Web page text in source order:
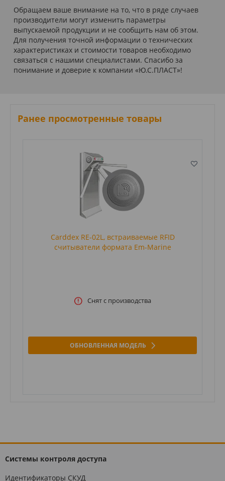
Обращаем ваше внимание на то, что в ряде случаев
производители могут изменить параметры
выпускаемой продукции и не сообщить нам об этом.
Для получения точной информации о технических
характеристиках и стоимости товаров необходимо
связаться с нашими специалистами. Спасибо за
понимание и доверие к компании «Ю.С.ПЛАСТ»!
Ранее просмотренные товары
Carddex RE-02L, встраиваемые RFID
считыватели формата Em-Marine
Снят с производства
ОБНОВЛЕННАЯ МОДЕЛЬ
Системы контроля доступа
Идентификаторы СКУД